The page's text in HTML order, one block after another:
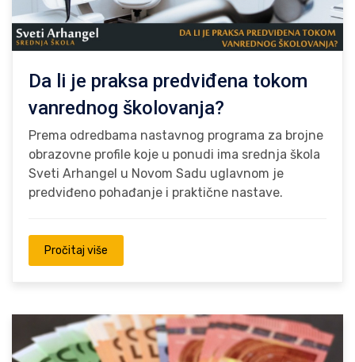
Da li je praksa predviđena tokom
vanrednog školovanja?
Prema odredbama nastavnog programa za brojne
obrazovne profile koje u ponudi ima srednja škola
Sveti Arhangel u Novom Sadu uglavnom je
predviđeno pohađanje i praktične nastave.
Pročitaj više